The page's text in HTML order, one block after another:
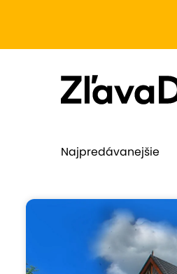
Najpredávanejšie